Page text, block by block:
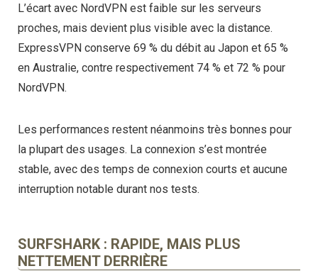
L’écart avec NordVPN est faible sur les serveurs
proches, mais devient plus visible avec la distance.
ExpressVPN conserve 69 % du débit au Japon et 65 %
en Australie, contre respectivement 74 % et 72 % pour
NordVPN.
Les performances restent néanmoins très bonnes pour
la plupart des usages. La connexion s’est montrée
stable, avec des temps de connexion courts et aucune
interruption notable durant nos tests.
SURFSHARK : RAPIDE, MAIS PLUS
NETTEMENT DERRIÈRE